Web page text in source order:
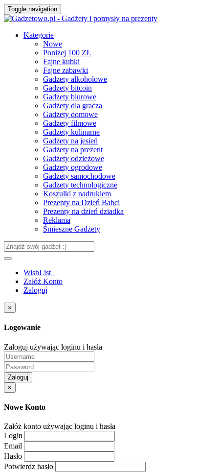
Toggle navigation
Kategorie
Nowe
Poniżej 100 ZŁ
Fajne kubki
Fajne zabawki
Gadżety alkoholowe
Gadżety bitcoin
Gadżety biurowe
Gadżety dla gracza
Gadżety domowe
Gadżety filmowe
Gadżety kulinarne
Gadżety na jesień
Gadżety na prezent
Gadżety odzieżowe
Gadżety ogrodowe
Gadżety samochodowe
Gadżety technologiczne
Koszulki z nadrukiem
Prezenty na Dzień Babci
Prezenty na dzień dziadka
Reklama
Śmieszne Gadżety
WishList
Załóż Konto
Zaloguj
×
Logowanie
Zaloguj używając loginu i hasła
Zaloguj
×
Nowe Konto
Załóż konto używając loginu i hasła
Login
Email
Hasło
Potwierdz hasło